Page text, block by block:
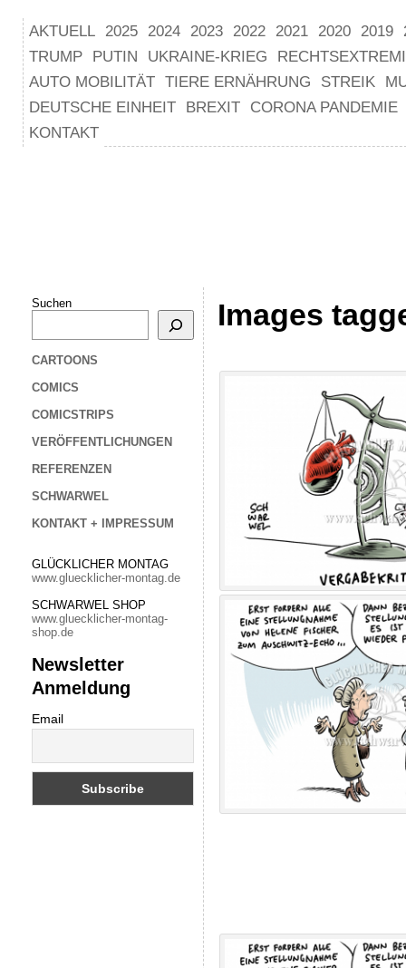
AKTUELL 2025 2024 2023 2022 2021 2020 2019
TRUMP
PUTIN UKRAINE-KRIEG
AUTO MOBILITÄT TIERE ERNÄHRUNG STREIK
DEUTSCHE EINHEIT
BREXIT
CORONA PANDEMIE
KONTAKT
Suchen
CARTOONS
COMICS
COMICSTRIPS
VERÖFFENTLICHUNGEN
REFERENZEN
SCHWARWEL
KONTAKT + IMPRESSUM
GLÜCKLICHER MONTAG
www.gluecklicher-montag.de
SCHWARWEL SHOP
www.gluecklicher-montag-
shop.de
Newsletter
Anmeldung
Email
Images